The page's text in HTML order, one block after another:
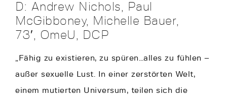
D: Andrew Nichols, Paul
McGibboney, Michelle Bauer,
73′, OmeU, DCP
„Fähig zu existieren, zu spüren…alles zu fühlen –
außer sexuelle Lust. In einer zerstörten Welt,
einem mutierten Universum, teilen sich die